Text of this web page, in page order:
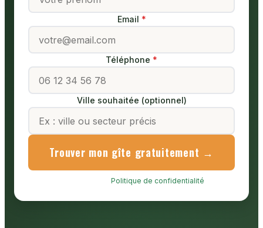
Email
Téléphone
Ville souhaitée (optionnel)
Trouver mon gîte gratuitement →
Politique de confidentialité